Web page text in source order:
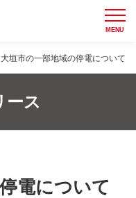
MENU
大垣市の一部地域の停電について
ース
電について